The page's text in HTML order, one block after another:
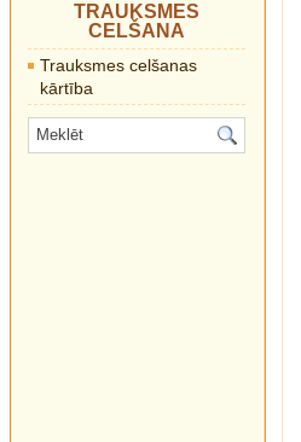
TRAUKSMES
CELŠANA
Trauksmes celšanas
kārtība